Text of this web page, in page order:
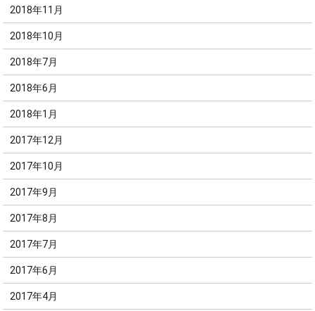
2018年11月
2018年10月
2018年7月
2018年6月
2018年1月
2017年12月
2017年10月
2017年9月
2017年8月
2017年7月
2017年6月
2017年4月